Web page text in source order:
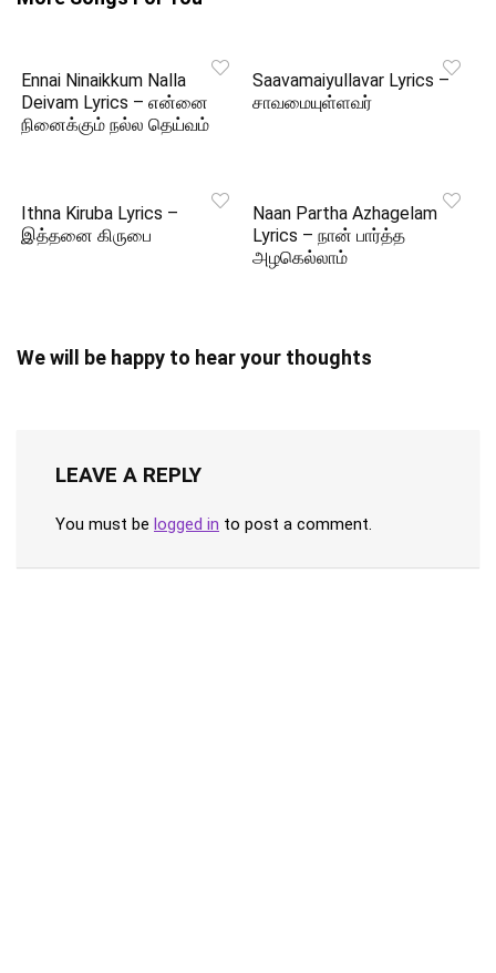
Ennai Ninaikkum Nalla
Deivam Lyrics – என்னை
நினைக்கும் நல்ல தெய்வம்
Saavamaiyullavar Lyrics –
சாவமையுள்ளவர்
Ithna Kiruba Lyrics –
இத்தனை கிருபை
Naan Partha Azhagelam
Lyrics – நான் பார்த்த
அழகெல்லாம்
We will be happy to hear your thoughts
LEAVE A REPLY
You must be logged in to post a comment.